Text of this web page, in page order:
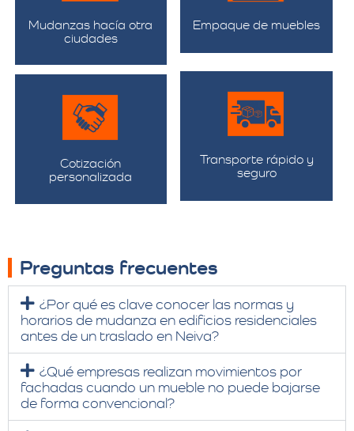
Mudanzas hacía otra
ciudades
Empaque de muebles
Cotización
personalizada
Transporte rápido y
seguro
Preguntas frecuentes
¿Por qué es clave conocer las normas y
horarios de mudanza en edificios residenciales
antes de un traslado en Neiva?
¿Qué empresas realizan movimientos por
fachadas cuando un mueble no puede bajarse
de forma convencional?